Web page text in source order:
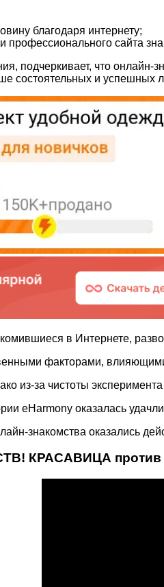
благодаря интернету;
профессионального сайта
подчеркивает, что
состоятельных и успешных
в Интернете,
факторами,
из-за чистоты
eHarmony оказалась
знакомства оказались
КРАСАВИЦА